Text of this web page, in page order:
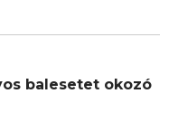
balesetet okozó